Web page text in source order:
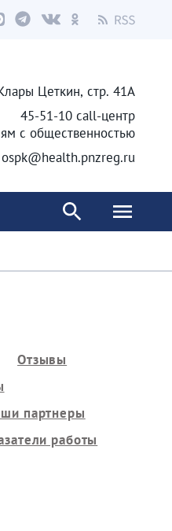
Цеткин, стр. 41А
45-51-10 call-центр
с общественностью
ospk@health.pnzreg.ru
Отзывы
партнеры
работы